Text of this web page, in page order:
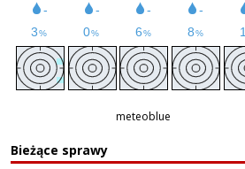
meteoblue
Bieżące sprawy